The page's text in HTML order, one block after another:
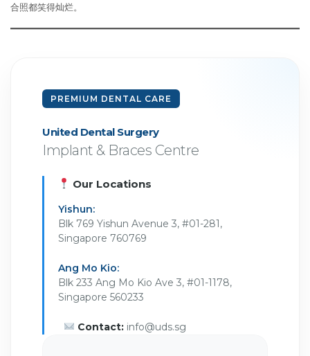
合照都笑得灿烂。
PREMIUM DENTAL CARE
United Dental Surgery
Implant & Braces Centre
Our Locations
Yishun:
Blk 769 Yishun Avenue 3, #01-281,
Singapore 760769
Ang Mo Kio:
Blk 233 Ang Mo Kio Ave 3, #01-1178,
Singapore 560233
Contact:info@uds.sg